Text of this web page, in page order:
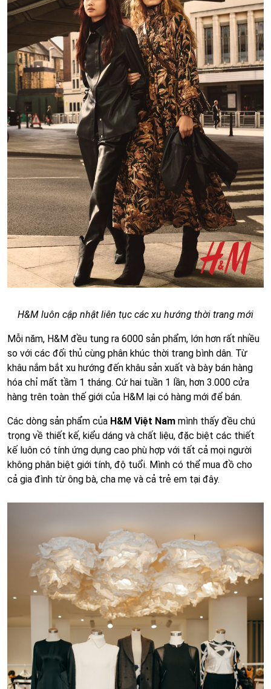
H&M luôn cập nhật liên tục các xu hướng thời trang mới
Mỗi năm, H&M đều tung ra 6000 sản phẩm, lớn hơn rất nhiều
so với các đối thủ cùng phân khúc thời trang bình dân. Từ
khâu nắm bắt xu hướng đến khâu sản xuất và bày bán hàng
hóa chỉ mất tầm 1 tháng. Cứ hai tuần 1 lần, hơn 3.000 cửa
hàng trên toàn thế giới của H&M lại có hàng mới để bán.
Các dòng sản phẩm của H&M Việt Nam mình thấy đều chú
trọng về thiết kế, kiểu dáng và chất liệu, đặc biệt các thiết
kế luôn có tính ứng dụng cao phù hợp với tất cả mọi người
không phân biệt giới tính, độ tuổi. Mình có thể mua đồ cho
cả gia đình từ ông bà, cha mẹ và cả trẻ em tại đây.